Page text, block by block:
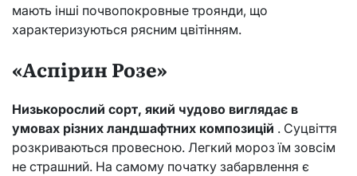
мають інші почвопокровные троянди, що
характеризуються рясним цвітінням.
«Аспірин Розе»
Низькорослий сорт, який чудово виглядає в
умовах різних ландшафтних композицій . Суцвіття
розкриваються провесною. Легкий мороз їм зовсім
не страшний. На самому початку забарвлення є